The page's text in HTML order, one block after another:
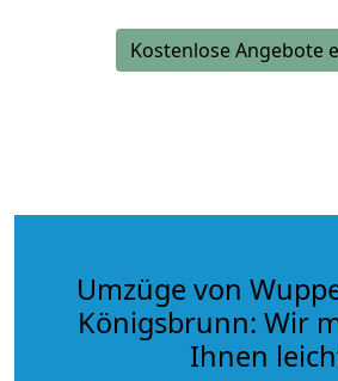
Kostenlose Angebote
Umzüge von
Königsbrunn: Wir
Ihnen